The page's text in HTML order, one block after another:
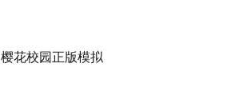
樱花校园正版模拟